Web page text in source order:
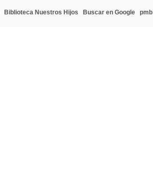
Biblioteca Nuestros Hijos Buscar en Google pmb